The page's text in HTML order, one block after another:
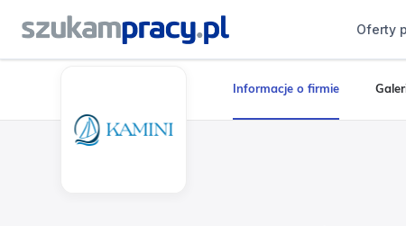
Oferty
Informacje o firmie